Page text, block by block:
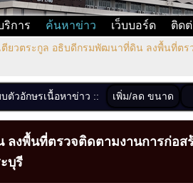
การ ค้นหาข่าว เว็บบอร์ด ติดต่
ตียวตระกูล อธิบดีกรมพัฒนาที่ดิน ลงพื้นที่ตร
งพื้นที่ตรวจติดตามงานการก่อส
บุรี
ตัวอักษรเนื้อหาข่าว :: เพิ่ม/ลด ขนาด